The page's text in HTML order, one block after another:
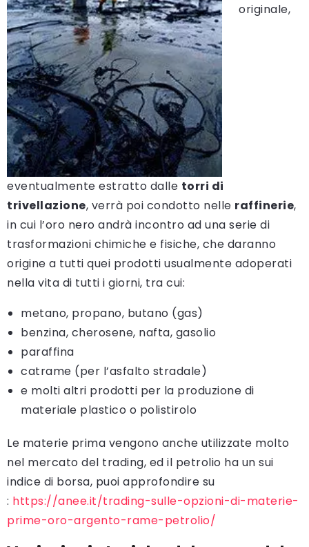
originale,
eventualmente estratto dalle torri di
trivellazione, verrà poi condotto nelle raffinerie,
in cui l’oro nero andrà incontro ad una serie di
trasformazioni chimiche e fisiche, che daranno
origine a tutti quei prodotti usualmente adoperati
nella vita di tutti i giorni, tra cui:
metano, propano, butano (gas)
benzina, cherosene, nafta, gasolio
paraffina
catrame (per l’asfalto stradale)
e molti altri prodotti per la produzione di
materiale plastico o polistirolo
Le materie prima vengono anche utilizzate molto
nel mercato del trading, ed il petrolio ha un sui
indice di borsa, puoi approfondire su
: https://anee.it/trading-sulle-opzioni-di-materie-
prime-oro-argento-rame-petrolio/